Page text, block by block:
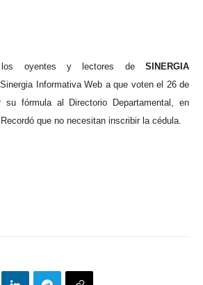
los oyentes y lectores de SINERGIA
Informativa Web a que voten el 26 de
fórmula al Directorio Departamental, en
Recordó que no necesitan inscribir la cédula.